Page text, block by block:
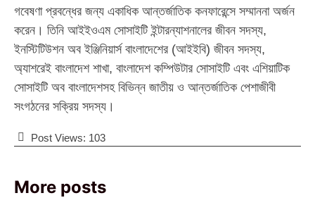
গবেষণা প্রবন্ধের জন্য একাধিক আন্তর্জাতিক কনফারেন্সে সম্মাননা অর্জন
করেন। তিনি আইইওএম সোসাইটি ইন্টারন্যাশনালের জীবন সদস্য,
ইনস্টিটিউশন অব ইঞ্জিনিয়ার্স বাংলাদেশের (আইইবি) জীবন সদস্য,
অ্যাশরেই বাংলাদেশ শাখা, বাংলাদেশ কম্পিউটার সোসাইটি এবং এশিয়াটিক
সোসাইটি অব বাংলাদেশসহ বিভিন্ন জাতীয় ও আন্তর্জাতিক পেশাজীবী
সংগঠনের সক্রিয় সদস্য।
Post Views: 103
More posts